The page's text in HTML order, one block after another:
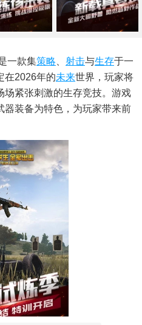
一款集策略 射击与生存于一
在2026年的未来世界，玩家将
场紧张刺激的生存竞技。游戏
器装备为特色，为玩家带来前